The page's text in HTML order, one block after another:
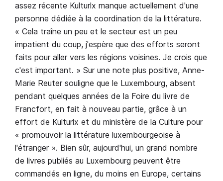
assez récente Kulturlx manque actuellement d'une
personne dédiée à la coordination de la littérature.
« Cela traîne un peu et le secteur est un peu
impatient du coup, j'espère que des efforts seront
faits pour aller vers les régions voisines. Je crois que
c'est important. » Sur une note plus positive, Anne-
Marie Reuter souligne que le Luxembourg, absent
pendant quelques années de la Foire du livre de
Francfort, en fait à nouveau partie, grâce à un
effort de Kulturlx et du ministère de la Culture pour
« promouvoir la littérature luxembourgeoise à
l'étranger ». Bien sûr, aujourd'hui, un grand nombre
de livres publiés au Luxembourg peuvent être
commandés en ligne, du moins en Europe, certains